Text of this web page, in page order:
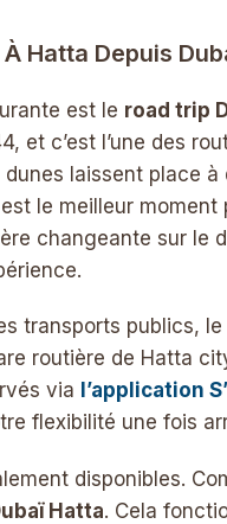
Hatta Depuis
est le road trip
et c’est l’une des
laissent place
le meilleur
changeante sur le
transports publics, le
routière de Hatta
via l’application
flexibilité une fois
disponibles.
Hatta. Cela